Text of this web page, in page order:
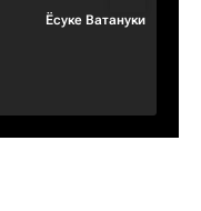
Ёсуке Ватануки